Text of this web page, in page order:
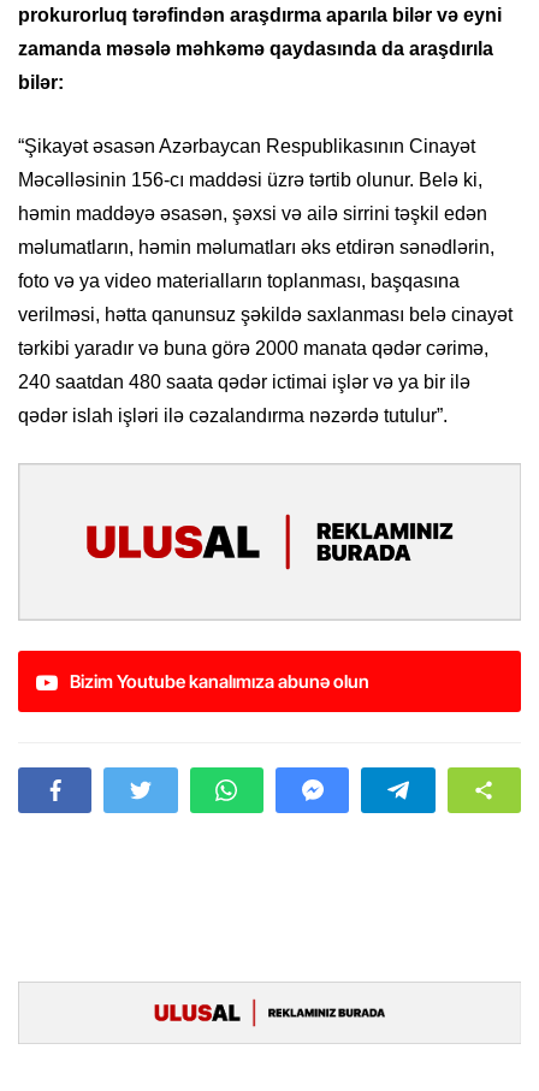
prokurorluq tərəfindən araşdırma aparıla bilər və eyni
zamanda məsələ məhkəmə qaydasında da araşdırıla
bilər:
“Şikayət əsasən Azərbaycan Respublikasının Cinayət
Məcəlləsinin 156-cı maddəsi üzrə tərtib olunur. Belə ki,
həmin maddəyə əsasən, şəxsi və ailə sirrini təşkil edən
məlumatların, həmin məlumatları əks etdirən sənədlərin,
foto və ya video materialların toplanması, başqasına
verilməsi, hətta qanunsuz şəkildə saxlanması belə cinayət
tərkibi yaradır və buna görə 2000 manata qədər cərimə,
240 saatdan 480 saata qədər ictimai işlər və ya bir ilə
qədər islah işləri ilə cəzalandırma nəzərdə tutulur”.
Bizim Youtube kanalımıza abunə olun